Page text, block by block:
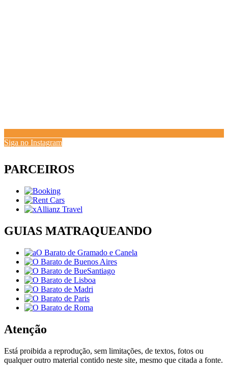
Siga no Instagram
PARCEIROS
GUIAS MATRAQUEANDO
Atenção
Está proibida a reprodução, sem limitações, de textos, fotos ou
qualquer outro material contido neste site, mesmo que citada a fonte.